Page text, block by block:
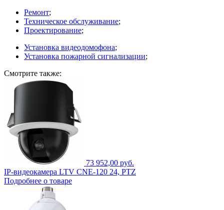
Ремонт;
Техническое обслуживание;
Проектирование;
Установка видеодомофона;
Установка пожарной сигнализации;
Смотрите также:
73 952,00 руб.
IP-видеокамера LTV CNE-120 24, PTZ
Подробнее о товаре